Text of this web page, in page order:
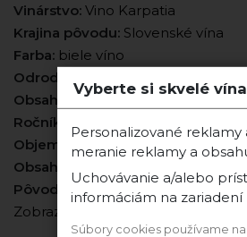
Vinárstvo: Vino Karpatia
Krajina pôvodu: Slovenské vína
Farba: biele víno
Odroda:
Obsah cukru: polosuché
Ročník:
Objem:
Obsah alkoholu:
Pôvod hrozna:
Morava
Zobraziť viac vlastností
Vyberte si skvelé
Personalizované reklamy
meranie reklamy a
Uchovávanie a/alebo
informáciám na zariadení
Súbory cookies používame na